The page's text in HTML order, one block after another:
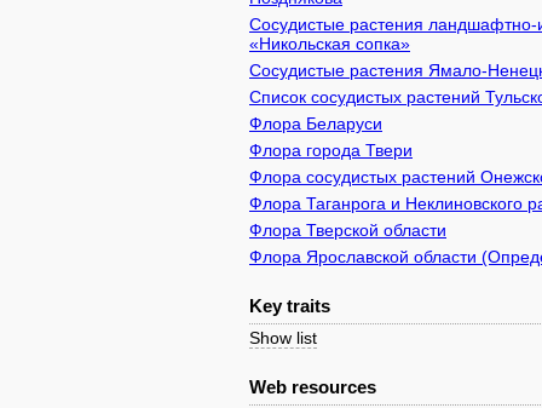
Сосудистые растения ландшафтно-
«Никольская сопка»
Сосудистые растения Ямало-
Список сосудистых растений
Флора Беларуси
Флора города Твери
Флора сосудистых растений
Флора Таганрога и Неклиновского
Флора Тверской области
Флора Ярославской области
Key traits
Show list
Web resources